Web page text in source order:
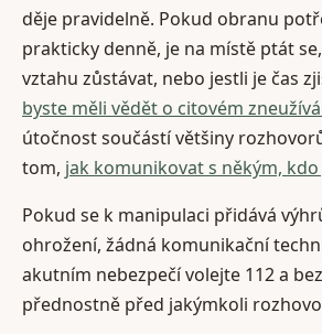
děje pravidelně. Pokud obranu
prakticky denně, je na místě ptát
vztahu zůstávat, nebo jestli je čas
byste měli vědět o citovém
útočnost součástí většiny
tom, jak komunikovat s někým,
Pokud se k manipulaci přidává
ohrožení, žádná komunikační
akutním nebezpečí volejte 112 a
přednostně před jakýmkoli